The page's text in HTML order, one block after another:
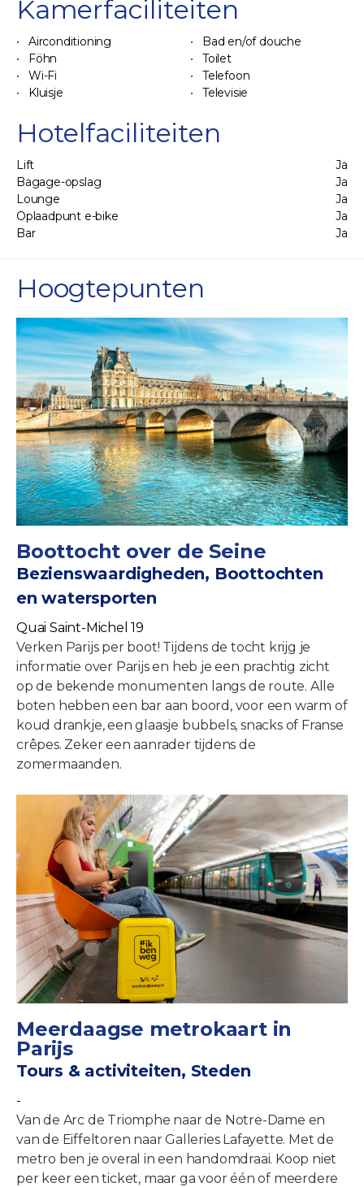
Kamerfaciliteiten
Airconditioning
Bad en/of douche
Föhn
Toilet
Wi-Fi
Telefoon
Kluisje
Televisie
Hotelfaciliteiten
Lift
Ja
Bagage-opslag
Ja
Lounge
Ja
Oplaadpunt e-bike
Ja
Bar
Ja
Hoogtepunten
Boottocht over de Seine
Bezienswaardigheden, Boottochten
en watersporten
Quai Saint-Michel 19
Verken Parijs per boot! Tijdens de tocht krijg je
informatie over Parijs en heb je een prachtig zicht
op de bekende monumenten langs de route. Alle
boten hebben een bar aan boord, voor een warm of
koud drankje, een glaasje bubbels, snacks of Franse
crêpes. Zeker een aanrader tijdens de
zomermaanden.
Meerdaagse metrokaart in
Parijs
Tours & activiteiten, Steden
-
Van de Arc de Triomphe naar de Notre-Dame en
van de Eiffeltoren naar Galleries Lafayette. Met de
metro ben je overal in een handomdraai. Koop niet
per keer een ticket, maar ga voor één of meerdere